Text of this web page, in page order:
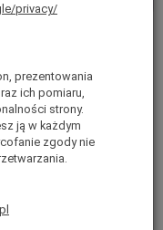
Nevada
ALTREX 242214
Chwilowy Brak
3 039,00 zł
privacy/
prezentowania
ich pomiaru,
strony.
ją w każdym
zgody nie